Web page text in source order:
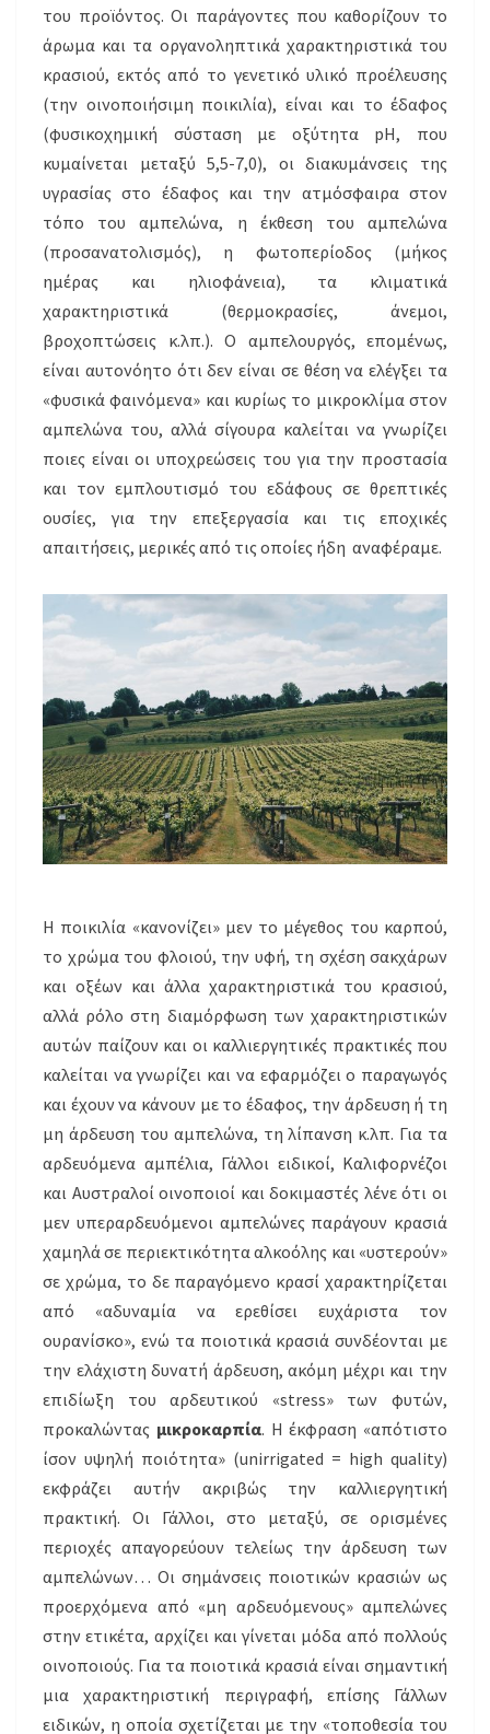
του προϊόντος. Οι παράγοντες που καθορίζουν το
άρωμα και τα οργανοληπτικά χαρακτηριστικά του
κρασιού, εκτός από το γενετικό υλικό προέλευσης
(την οινοποιήσιμη ποικιλία), είναι και το έδαφος
(φυσικοχημική σύσταση με οξύτητα pH, που
κυμαίνεται μεταξύ 5,5-7,0), οι διακυμάνσεις της
υγρασίας στο έδαφος και την ατμόσφαιρα στον
τόπο του αμπελώνα, η έκθεση του αμπελώνα
(προσανατολισμός), η φωτοπερίοδος (μήκος
ημέρας και ηλιοφάνεια), τα κλιματικά
χαρακτηριστικά (θερμοκρασίες, άνεμοι,
βροχοπτώσεις κ.λπ.). Ο αμπελουργός, επομένως,
είναι αυτονόητο ότι δεν είναι σε θέση να ελέγξει τα
«φυσικά φαινόμενα» και κυρίως το μικροκλίμα στον
αμπελώνα του, αλλά σίγουρα καλείται να γνωρίζει
ποιες είναι οι υποχρεώσεις του για την προστασία
και τον εμπλουτισμό του εδάφους σε θρεπτικές
ουσίες, για την επεξεργασία και τις εποχικές
απαιτήσεις, μερικές από τις οποίες ήδη αναφέραμε.
Η ποικιλία «κανονίζει» μεν το μέγεθος του καρπού,
το χρώμα του φλοιού, την υφή, τη σχέση σακχάρων
και οξέων και άλλα χαρακτηριστικά του κρασιού,
αλλά ρόλο στη διαμόρφωση των χαρακτηριστικών
αυτών παίζουν και οι καλλιεργητικές πρακτικές που
καλείται να γνωρίζει και να εφαρμόζει ο παραγωγός
και έχουν να κάνουν με το έδαφος, την άρδευση ή τη
μη άρδευση του αμπελώνα, τη λίπανση κ.λπ. Για τα
αρδευόμενα αμπέλια, Γάλλοι ειδικοί, Καλιφορνέζοι
και Αυστραλοί οινοποιοί και δοκιμαστές λένε ότι οι
μεν υπεραρδευόμενοι αμπελώνες παράγουν κρασιά
χαμηλά σε περιεκτικότητα αλκοόλης και «υστερούν»
σε χρώμα, το δε παραγόμενο κρασί χαρακτηρίζεται
από «αδυναμία να ερεθίσει ευχάριστα τον
ουρανίσκο», ενώ τα ποιοτικά κρασιά συνδέονται με
την ελάχιστη δυνατή άρδευση, ακόμη μέχρι και την
επιδίωξη του αρδευτικού «stress» των φυτών,
προκαλώντας μικροκαρπία. Η έκφραση «απότιστο
ίσον υψηλή ποιότητα» (unirrigated = high quality)
εκφράζει αυτήν ακριβώς την καλλιεργητική
πρακτική. Οι Γάλλοι, στο μεταξύ, σε ορισμένες
περιοχές απαγορεύουν τελείως την άρδευση των
αμπελώνων… Οι σημάνσεις ποιοτικών κρασιών ως
προερχόμενα από «μη αρδευόμενους» αμπελώνες
στην ετικέτα, αρχίζει και γίνεται μόδα από πολλούς
οινοποιούς. Για τα ποιοτικά κρασιά είναι σημαντική
μια χαρακτηριστική περιγραφή, επίσης Γάλλων
ειδικών, η οποία σχετίζεται με την «τοποθεσία του